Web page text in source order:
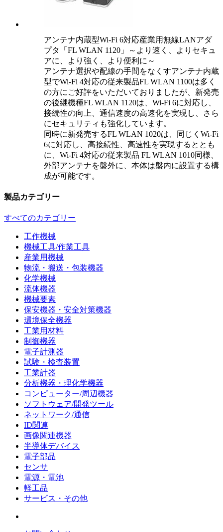
アンテナ内蔵型Wi-Fi 6対応産業用無線LANアダ
プタ「FL WLAN 1120」～より速く、よりセキュ
アに、より強く、より便利に～
アンテナ選択や配線の手間をなくすアンテナ内蔵
型でWi-Fi 4対応の従来製品FL WLAN 1100は多く
の方にご好評をいただいておりましたが、新発売
の後継機種FL WLAN 1120は、Wi-Fi 6に対応し、
接続性の向上、通信速度の高速化を実現し、さら
にセキュリティも強化しています。
同時に新発売するFL WLAN 1020は、同じくWi-Fi
6に対応し、高接続性、高速性を実現するととも
に、Wi-Fi 4対応の従来製品 FL WLAN 1010同様、
外部アンテナを盤外に、本体は盤内に設置する構
成が可能です。
製品カテゴリー
すべてのカテゴリー
工作機械
機械工具/作業工具
産業用機械
物流・搬送・包装機器
化学機械
流体機器
機械要素
保安機器・安全対策機器
環境保全機器
工業用材料
制御機器
電子計測器
試験・検査装置
工業計器
分析機器・理化学機器
コンピューター/周辺機器
ソフトウェア/開発ツール
ネットワーク/通信
ID関連
画像関連機器
半導体デバイス
電子部品
センサ
電源・電池
軽工品
サービス・その他